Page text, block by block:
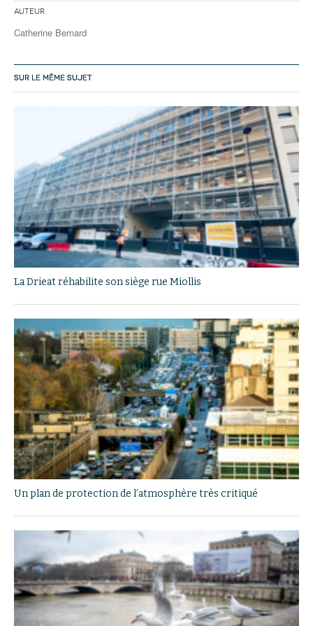
Auteur
Catherine Bernard
SUR LE MÊME SUJET
La Drieat réhabilite son siège rue Miollis
Un plan de protection de l’atmosphère très critiqué